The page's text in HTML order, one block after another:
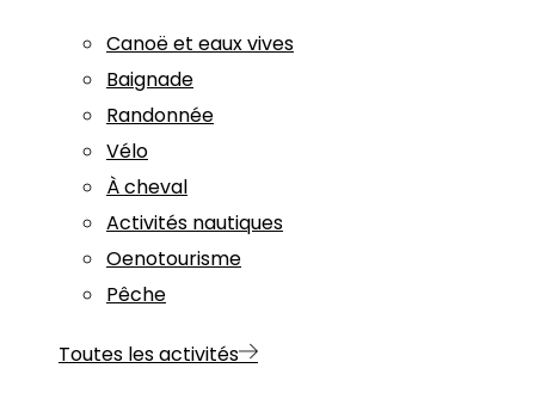
Canoë et eaux vives
Baignade
Randonnée
Vélo
À cheval
Activités nautiques
Oenotourisme
Pêche
Toutes les activités